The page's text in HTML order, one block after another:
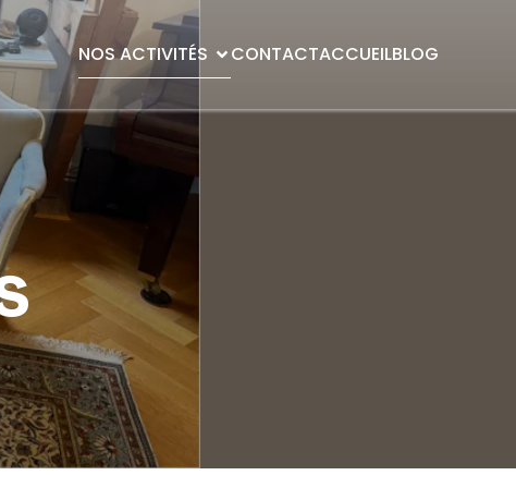
NOS ACTIVITÉS CONTACTACCUEILBLOG